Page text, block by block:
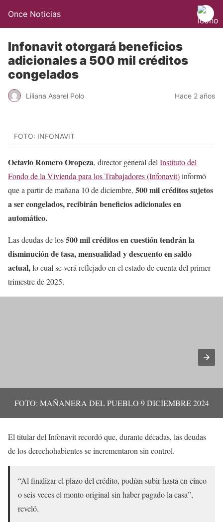
Once Noticias
Infonavit otorgará beneficios
adicionales a 500 mil créditos
congelados
Liliana Asarel Polo Hace 2 años
FOTO: INFONAVIT
Octavio Romero Oropeza, director general del Instituto del
Fondo de la Vivienda para los Trabajadores (Infonavit)informó
que a partir de mañana 10 de diciembre, 500 mil créditos sujetos
a ser congelados, recibirán beneficios adicionales en
automático.
Las deudas de los500 mil créditos en cuestión tendrán la
disminución de tasa, mensualidad y descuento en saldo
actual,lo cual se verá reflejado en el estado de cuenta del primer
trimestre de 2025.
FOTO: MAÑANERA DEL PUEBLO 9 DICIEMBRE 2024
El titular del Infonavit recordó que, durante décadas, las deudas
de los derechohabientes se incrementaron sin control.
“Al finalizar el plazo del crédito, podían subir hasta en cinco
o seis veces el monto original sin haber pagado la casa”,
reveló.